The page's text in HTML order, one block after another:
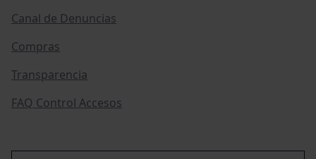
Canal de Denuncias
Compras
Transparencia
FAQ Control Accesos